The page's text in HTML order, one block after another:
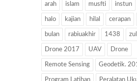
arah islam musfti instun
halo kajian hilal cerapan
bulan rabiuakhir 1438
Drone 2017 UAV Drone
Remote Sensing Geodetik.
Program Latihan Peralatan